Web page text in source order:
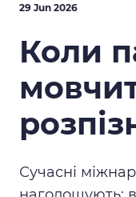
29 Jun 2026
Коли
Сучасні